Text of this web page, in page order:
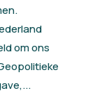
om ons